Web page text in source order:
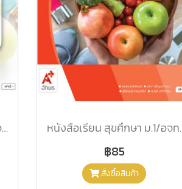
หนังสือเรียน สุขศึกษา ม.4/อจท. หนังสือเรียน สุขศึกษา ม.1/อจท.
฿85
สั่งซื้อสินค้า